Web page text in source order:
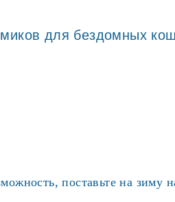
для бездомных
поставьте на зиму